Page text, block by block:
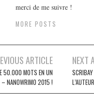
merci de me suivre !
MORE POSTS
ARTICLE
50.000 MOTS EN UN
– NANOWRIMO 2015 !
NEXT
SCRIBAY
L’AUTEUR